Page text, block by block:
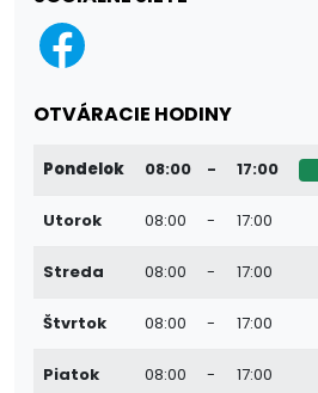
OTVÁRACIE HODINY
Pondelok 08:00 - 17:00
Utorok 08:00 - 17:00
Streda 08:00 - 17:00
Štvrtok 08:00 - 17:00
Piatok 08:00 - 17:00